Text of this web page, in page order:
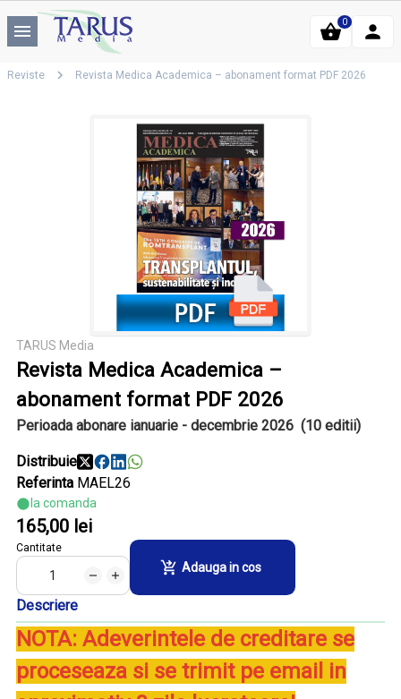
0
Reviste Revista Medica Academica – abonament format PDF 2026
TARUS Media
Revista Medica Academica –
abonament format PDF 2026
Perioada abonare ianuarie - decembrie 2026 (10 editii)
Distribuie
Referinta MAEL26
la comanda
165,00 lei
Cantitate
Adauga in cos
Descriere
NOTA: Adeverintele de creditare se
proceseaza si se trimit pe email in